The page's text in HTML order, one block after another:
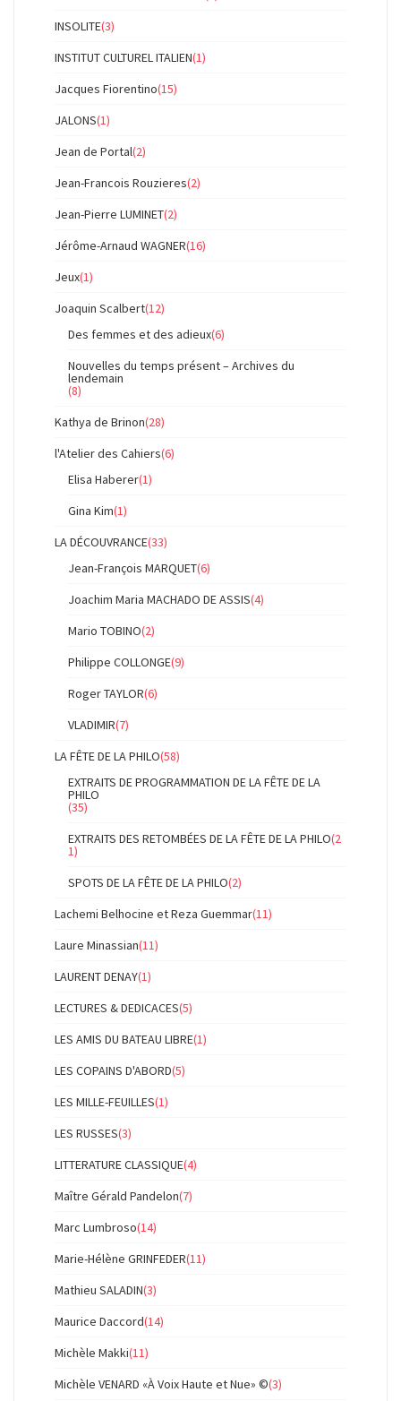
INSOLITE(3)
INSTITUT CULTUREL ITALIEN(1)
Jacques Fiorentino(15)
JALONS(1)
Jean de Portal(2)
Jean-Francois Rouzieres(2)
Jean-Pierre LUMINET(2)
Jérôme-Arnaud WAGNER(16)
Jeux(1)
Joaquin Scalbert(12)
Des femmes et des adieux(6)
Nouvelles du temps présent – Archives du
lendemain
(8)
Kathya de Brinon(28)
l'Atelier des Cahiers(6)
Elisa Haberer(1)
Gina Kim(1)
LA DÉCOUVRANCE(33)
Jean-François MARQUET(6)
Joachim Maria MACHADO DE ASSIS(4)
Mario TOBINO(2)
Philippe COLLONGE(9)
Roger TAYLOR(6)
VLADIMIR(7)
LA FÊTE DE LA PHILO(58)
EXTRAITS DE PROGRAMMATION DE LA FÊTE DE LA
PHILO
(35)
EXTRAITS DES RETOMBÉES DE LA FÊTE DE LA PHILO(2
1)
SPOTS DE LA FÊTE DE LA PHILO(2)
Lachemi Belhocine et Reza Guemmar(11)
Laure Minassian(11)
LAURENT DENAY(1)
LECTURES & DEDICACES(5)
LES AMIS DU BATEAU LIBRE(1)
LES COPAINS D'ABORD(5)
LES MILLE-FEUILLES(1)
LES RUSSES(3)
LITTERATURE CLASSIQUE(4)
Maître Gérald Pandelon(7)
Marc Lumbroso(14)
Marie-Hélène GRINFEDER(11)
Mathieu SALADIN(3)
Maurice Daccord(14)
Michèle Makki(11)
Michèle VENARD «À Voix Haute et Nue» ©(3)